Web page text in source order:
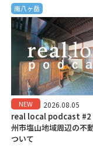
南八ヶ岳
NEW 2026.08.05
real local podcast #2
州市塩山地域周辺の不
ついて